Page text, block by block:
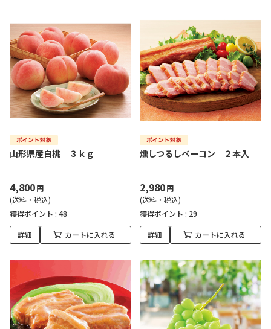
山形県産白桃 ３ｋｇ
4,800円
(送料・税込)
獲得ポイント : 48
詳細 カートに入れる
燻しつるしベーコン ２本入
2,980円
(送料・税込)
獲得ポイント : 29
詳細 カートに入れる